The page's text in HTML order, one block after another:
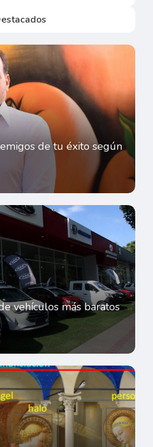
de tu éxito según
vehículos más baratos